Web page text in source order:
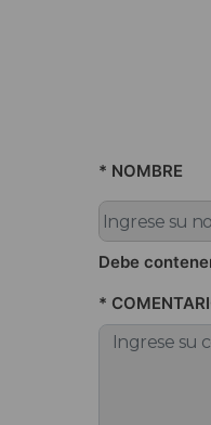
* NOMBRE
Debe
*